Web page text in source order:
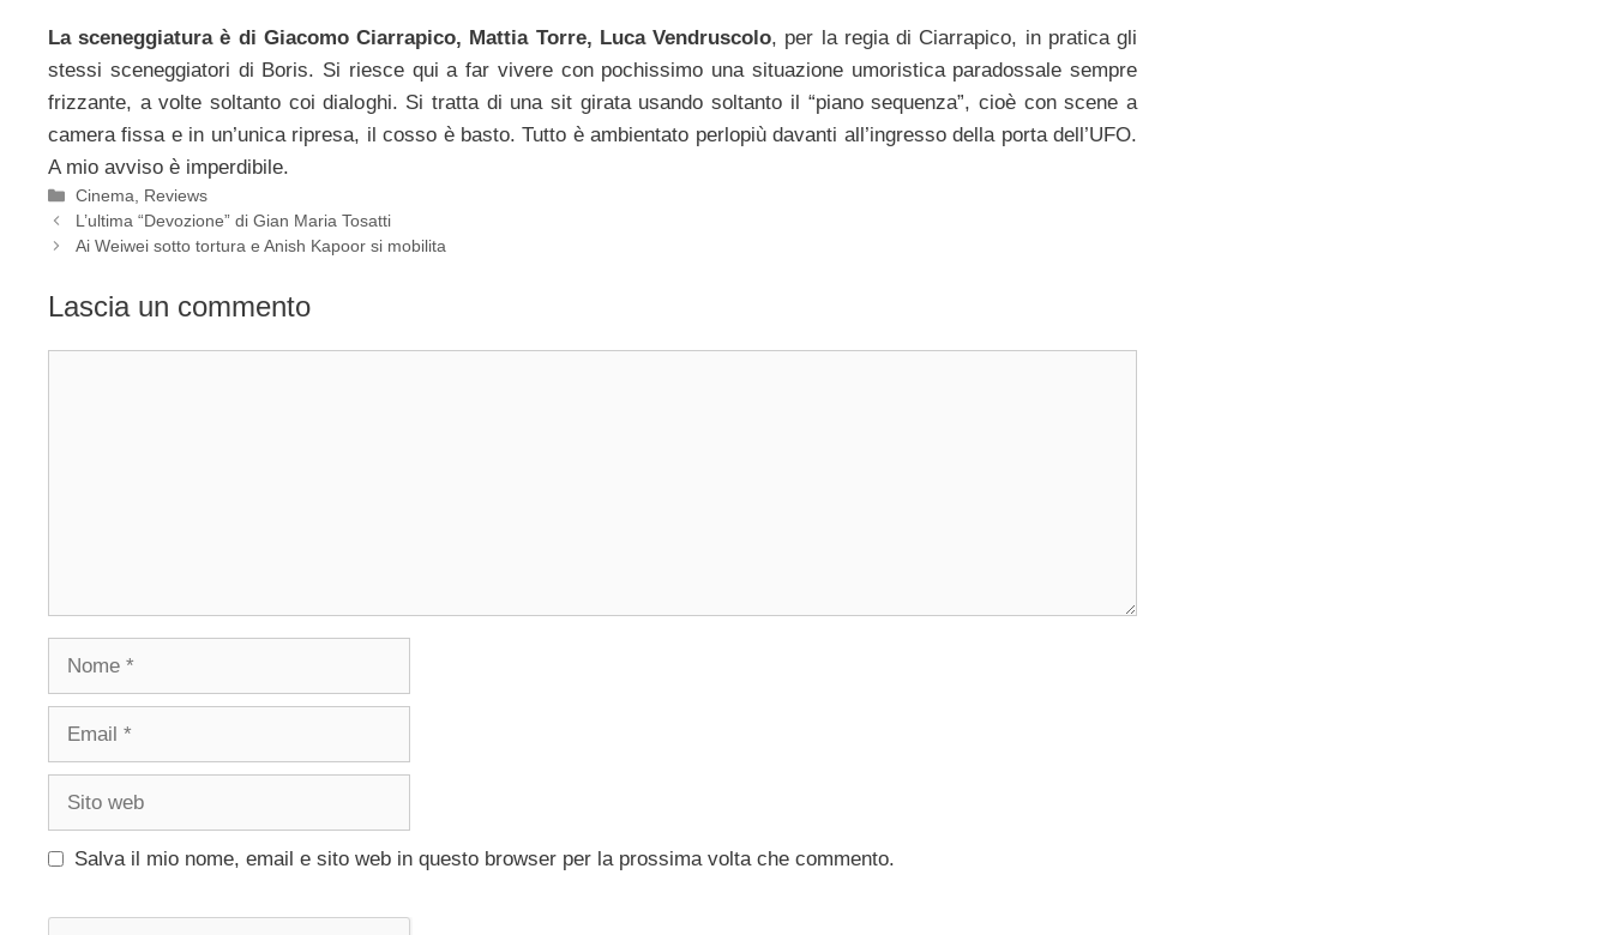
La sceneggiatura è di Giacomo Ciarrapico, Mattia Torre, Luca Vendruscolo, per la regia di Ciarrapico, in pratica gli
stessi sceneggiatori di Boris. Si riesce qui a far vivere con pochissimo una situazione umoristica paradossale sempre
frizzante, a volte soltanto coi dialoghi. Si tratta di una sit girata usando soltanto il “piano sequenza”, cioè con scene a
camera fissa e in un’unica ripresa, il cosso è basto. Tutto è ambientato perlopiù davanti all’ingresso della porta dell’UFO.
A mio avviso è imperdibile.
Categorie
Cinema, Reviews
L’ultima “Devozione” di Gian Maria Tosatti
Ai Weiwei sotto tortura e Anish Kapoor si mobilita
Lascia un commento
Salva il mio nome, email e sito web in questo browser per la prossima volta che commento.